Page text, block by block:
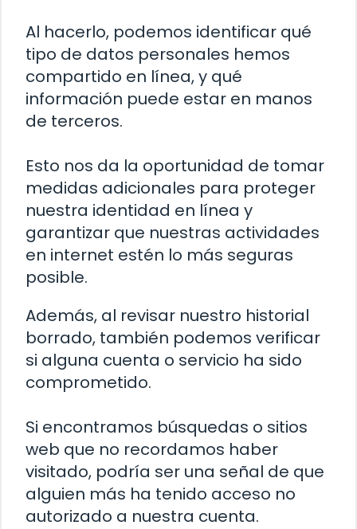
Al hacerlo, podemos identificar qué
tipo de datos personales hemos
compartido en línea, y qué
información puede estar en manos
de terceros.
Esto nos da la oportunidad de tomar
medidas adicionales para proteger
nuestra identidad en línea y
garantizar que nuestras actividades
en internet estén lo más seguras
posible.
Además, al revisar nuestro historial
borrado, también podemos verificar
si alguna cuenta o servicio ha sido
comprometido.
Si encontramos búsquedas o sitios
web que no recordamos haber
visitado, podría ser una señal de que
alguien más ha tenido acceso no
autorizado a nuestra cuenta.